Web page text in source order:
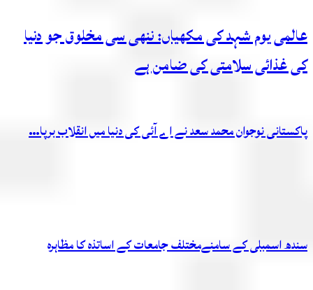
عالمی یوم شہد کی مکھیاں: ننھی سی مخلوق جو دنیا
کی غذائی سلامتی کی ضامن ہے
پاکستانی نوجوان محمد سعد نے اے آئی کی دنیا میں انقلاب برپا…
سندھ اسمبلی کے سامنےمختلف جامعات کے اساتذہ کا مظاہرہ